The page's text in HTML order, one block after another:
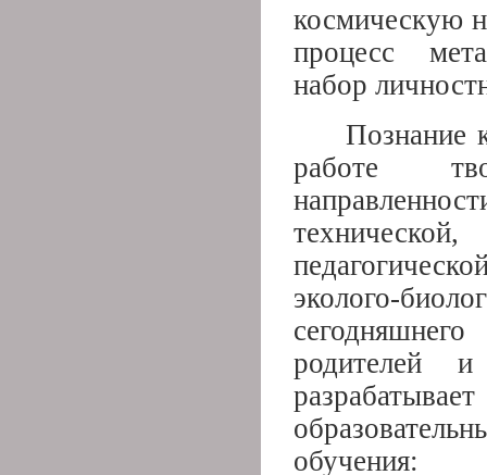
космическую
процесс
набор
Познание
работе
эколого-
родителей и
обучения: